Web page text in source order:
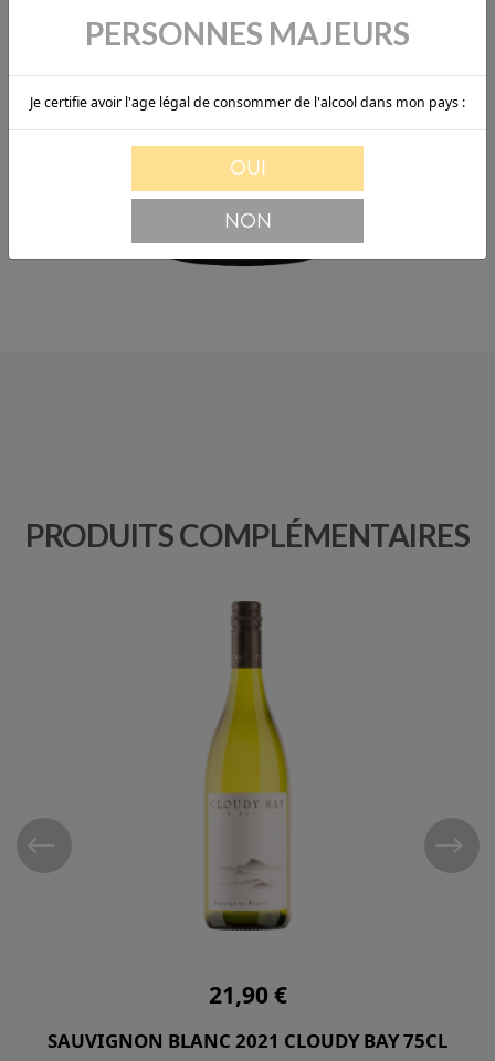
PERSONNES MAJEURS
Je certifie avoir l'age légal de consommer de l'alcool dans mon pays :
OUI
NON
PRODUITS COMPLÉMENTAIRES
21,90 €
SAUVIGNON BLANC 2021 CLOUDY BAY 75CL